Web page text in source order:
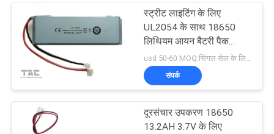
स्ट्रीट लाइटिंग के लिए
UL2054 के साथ 18650
लिथियम आयन बैटरी पैक
14.8v 5.6ah
संपर्क
दूरसंचार उपकरण 18650
13.2AH 3.7V के लिए